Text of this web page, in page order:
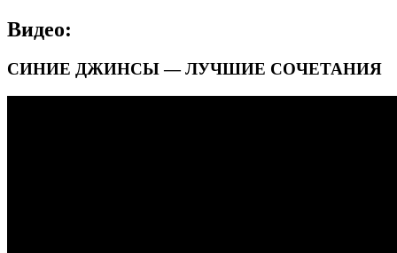
Видео:
СИНИЕ ДЖИНСЫ — ЛУЧШИЕ СОЧЕТАНИЯ